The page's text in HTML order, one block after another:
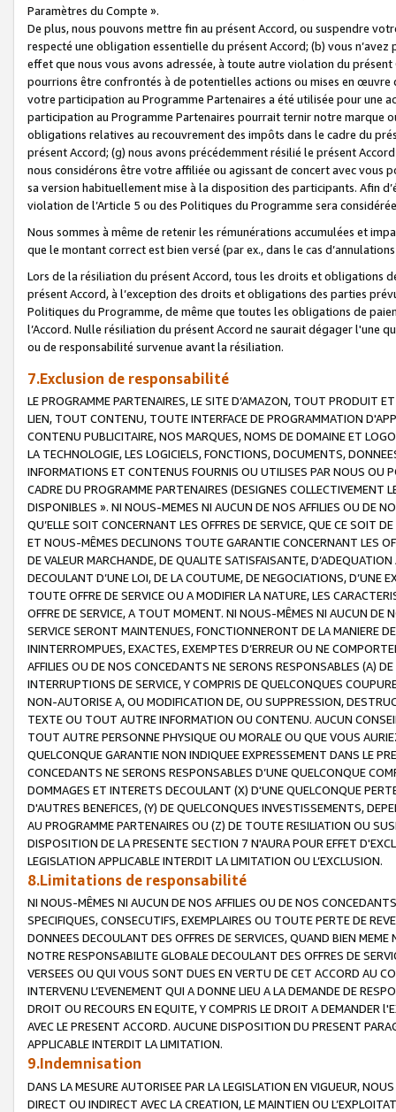
Paramètres du Compte ».
De plus, nous pouvons mettre fin au présent Accord, ou suspendre
respecté une obligation essentielle du présent Accord; (b) vous
effet que nous vous avons adressée, à toute autre violation du
pourrions être confrontés à de potentielles actions ou mises en
votre participation au Programme Partenaires a été utilisée pour une
participation au Programme Partenaires pourrait ternir notre marque
obligations relatives au recouvrement des impôts dans le cadre du
présent Accord; (g) nous avons précédemment résilié le présent
nous considérons être votre affiliée ou agissant de concert avec vous
sa version habituellement mise à la disposition des participants. Afin
violation de l’Article 5 ou des Politiques du Programme sera
Nous sommes à même de retenir les rémunérations accumulées et
que le montant correct est bien versé (par ex., dans le cas
Lors de la résiliation du présent Accord, tous les droits et obligations
présent Accord, à l’exception des droits et obligations des parties
Politiques du Programme, de même que toutes les obligations de
l’Accord. Nulle résiliation du présent Accord ne saurait dégager l'une
ou de responsabilité survenue avant la résiliation.
7.Exclusion de responsabilité
LE PROGRAMME PARTENAIRES, LE SITE D’AMAZON, TOUT PRODUIT
LIEN, TOUT CONTENU, TOUTE INTERFACE DE PROGRAMMATION
CONTENU PUBLICITAIRE, NOS MARQUES, NOMS DE DOMAINE ET
LA TECHNOLOGIE, LES LOGICIELS, FONCTIONS, DOCUMENTS,
INFORMATIONS ET CONTENUS FOURNIS OU UTILISES PAR NOUS OU
CADRE DU PROGRAMME PARTENAIRES (DESIGNES COLLECTIVEMENT
DISPONIBLES ». NI NOUS-MEMES NI AUCUN DE NOS AFFILIES OU DE
QU’ELLE SOIT CONCERNANT LES OFFRES DE SERVICE, QUE CE SOIT
ET NOUS-MÊMES DECLINONS TOUTE GARANTIE CONCERNANT LES
DE VALEUR MARCHANDE, DE QUALITE SATISFAISANTE,
DECOULANT D’UNE LOI, DE LA COUTUME, DE NEGOCIATIONS, D’UNE
TOUTE OFFRE DE SERVICE OU A MODIFIER LA NATURE, LES
OFFRE DE SERVICE, A TOUT MOMENT. NI NOUS-MÊMES NI AUCUN DE
SERVICE SERONT MAINTENUES, FONCTIONNERONT DE LA MANIERE
ININTERROMPUES, EXACTES, EXEMPTES D’ERREUR OU NE
AFFILIES OU DE NOS CONCEDANTS NE SERONS RESPONSABLES (A)
INTERRUPTIONS DE SERVICE, Y COMPRIS DE QUELCONQUES
NON-AUTORISE A, OU MODIFICATION DE, OU SUPPRESSION,
TEXTE OU TOUT AUTRE INFORMATION OU CONTENU. AUCUN
TOUT AUTRE PERSONNE PHYSIQUE OU MORALE OU QUE VOUS
QUELCONQUE GARANTIE NON INDIQUEE EXPRESSEMENT DANS LE
CONCEDANTS NE SERONS RESPONSABLES D’UNE QUELCONQUE
DOMMAGES ET INTERETS DECOULANT (X) D'UNE QUELCONQUE
D'AUTRES BENEFICES, (Y) DE QUELCONQUES INVESTISSEMENTS,
AU PROGRAMME PARTENAIRES OU (Z) DE TOUTE RESILIATION OU
DISPOSITION DE LA PRESENTE SECTION 7 N'AURA POUR EFFET
LEGISLATION APPLICABLE INTERDIT LA LIMITATION OU L’EXCLUSION.
8.Limitations de responsabilité
NI NOUS-MÊMES NI AUCUN DE NOS AFFILIES OU DE NOS
SPECIFIQUES, CONSECUTIFS, EXEMPLAIRES OU TOUTE PERTE DE
DONNEES DECOULANT DES OFFRES DE SERVICES, QUAND BIEN
NOTRE RESPONSABILITE GLOBALE DECOULANT DES OFFRES DE
VERSEES OU QUI VOUS SONT DUES EN VERTU DE CET ACCORD AU
INTERVENU L’EVENEMENT QUI A DONNE LIEU A LA DEMANDE DE
DROIT OU RECOURS EN EQUITE, Y COMPRIS LE DROIT A DEMANDER
AVEC LE PRESENT ACCORD. AUCUNE DISPOSITION DU PRESENT
APPLICABLE INTERDIT LA LIMITATION.
9.Indemnisation
DANS LA MESURE AUTORISEE PAR LA LEGISLATION EN VIGUEUR,
DIRECT OU INDIRECT AVEC LA CREATION, LE MAINTIEN OU